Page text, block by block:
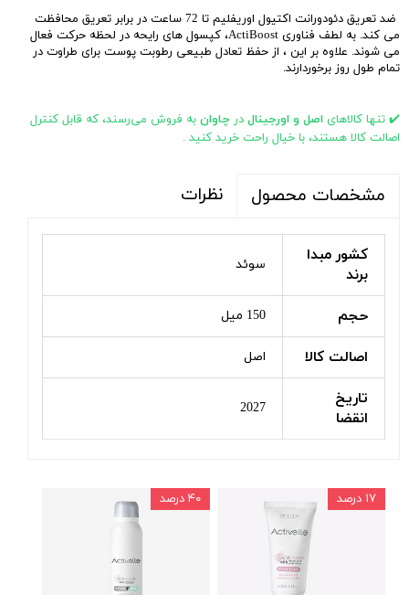
ضد تعریق دئودورانت اکتیول اوریفلیم تا 72 ساعت در برابر تعریق محافظت
می کند. به لطف فناوری ActiBoost، کپسول های رایحه در لحظه حرکت فعال
می شوند. علاوه بر این ، از حفظ تعادل طبیعی رطوبت پوست برای طراوت در
تمام طول روز برخوردارند.
✔️ تنها کالاهای اصل و اورجینال در چاوان به فروش می‌رسند، که قابل کنترل
اصالت کالا هستند، با خیال راحت خرید کنید .
مشخصات محصول نظرات
کشور مبدا
برند
سوئد
حجم 150 میل
اصالت کالا اصل
تاریخ
انقضا
2027
۴۰ درصد ۱۷ درصد